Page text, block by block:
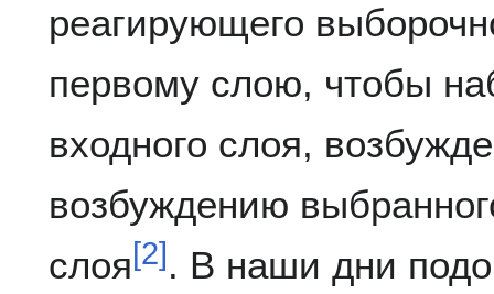
реагирующего
первому слою, чтобы
входного слоя,
возбуждению
слоя[2] . В наши дни